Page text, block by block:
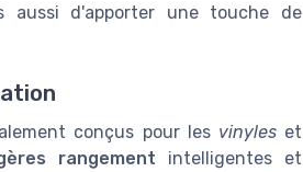
aussi d'apporter une touche de
conçus pour les vinyleset
rangement intelligentes et